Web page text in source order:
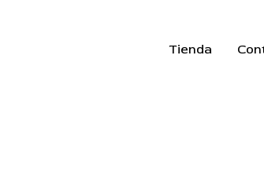
Tienda